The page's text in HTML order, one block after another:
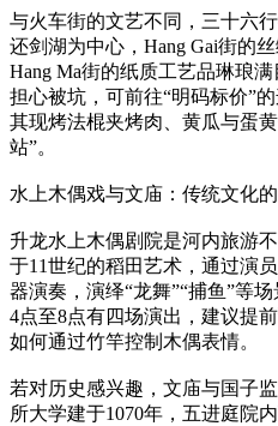
与火车街的文艺不同，三十六
还剑湖为中心，Hang Gai街的丝
Hang Ma街的纸质工艺品琳琅
担心被坑，可前往“明码标价”
其现烤法棍夹烤肉、黄瓜与蛋
站”。
水上木偶戏与文庙：传统文化
升龙水上木偶剧院是河内旅游
于11世纪的稻田艺术，通过演
器演奏，演绎“龙舞”“捕鱼”等
4点至8点有四场演出，建议提
如何通过竹竿控制木偶表情。
若对历史感兴趣，文庙与国子
所大学建于1070年，五进庭院